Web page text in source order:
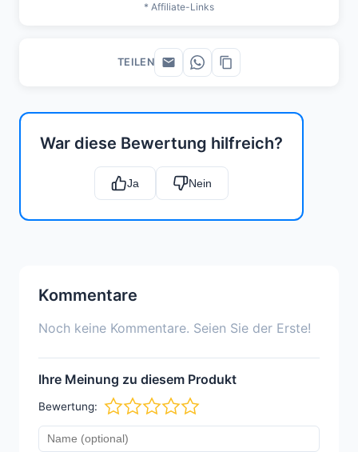
War diese Bewertung hilfreich?
Ja Nein
Kommentare
Noch keine Kommentare. Seien Sie der Erste!
Ihre Meinung zu diesem Produkt
Bewertung:
* Affiliate-Links
TEILEN